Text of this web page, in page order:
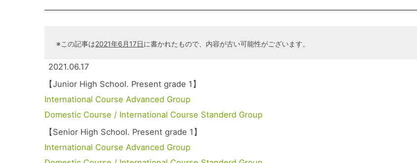
※この記事は2021年6月17日に書かれたもので、内容が古い可能性がございます。
2021.06.17
【Junior High School. Present grade 1】
International Course Advanced Group
Domestic Course / International Course Standerd Group
【Senior High School. Present grade 1】
International Course Advanced Group